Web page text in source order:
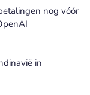
nog vóór
in